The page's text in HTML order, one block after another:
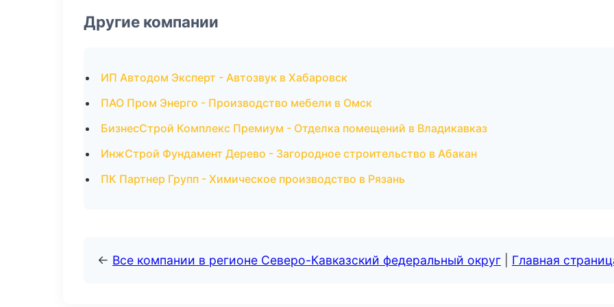
Другие компании
ИП Автодом Эксперт - Автозвук в Хабаровск
ПАО Пром Энерго - Производство мебели в Омск
БизнесСтрой Комплекс Премиум - Отделка помещений в Владикавказ
ИнжСтрой Фундамент Дерево - Загородное строительство в Абакан
ПК Партнер Групп - Химическое производство в Рязань
← Все компании в регионе Северо-Кавказский федеральный округ Главная